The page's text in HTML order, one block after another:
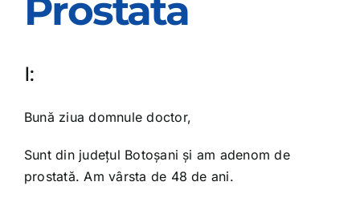
OPINIE MEDICALA
INFORMATII PACIENT
PROGRAMARI
Prostata
I:
Bună ziua domnule doctor,
Sunt din judeţul Botoşani şi am adenom de
prostată. Am vârsta de 48 de ani.